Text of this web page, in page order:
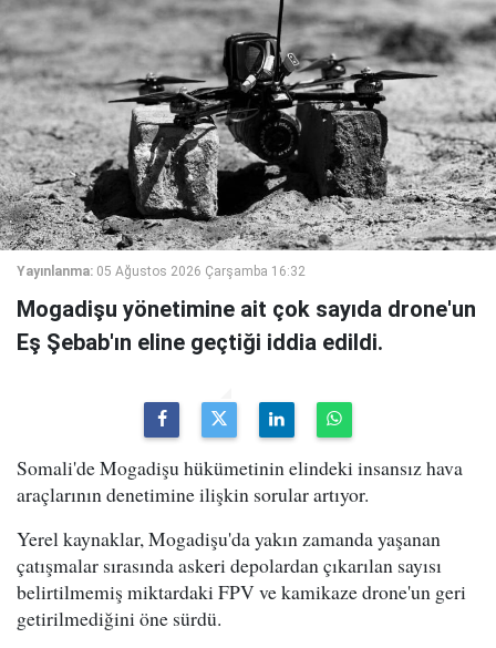
Yayınlanma: 05 Ağustos 2026 Çarşamba 16:32
Mogadişu yönetimine ait çok sayıda drone'un
Eş Şebab'ın eline geçtiği iddia edildi.
Somali'de Mogadişu hükümetinin elindeki insansız hava
araçlarının denetimine ilişkin sorular artıyor.
Yerel kaynaklar, Mogadişu'da yakın zamanda yaşanan
çatışmalar sırasında askeri depolardan çıkarılan sayısı
belirtilmemiş miktardaki FPV ve kamikaze drone'un geri
getirilmediğini öne sürdü.